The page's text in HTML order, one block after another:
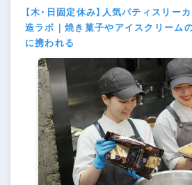
【木・日固定休み】人気パティスリー
造ラボ｜焼き菓子やアイスクリーム
に携われる